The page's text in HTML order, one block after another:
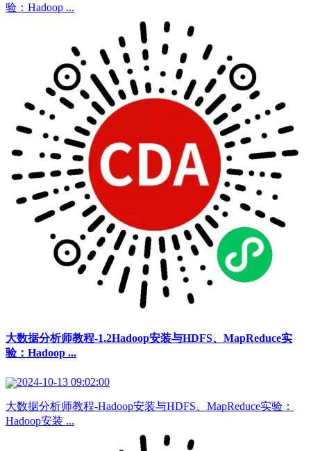
验：Hadoop ...
大数据分析师教程-1.2Hadoop安装与HDFS、MapReduce实
验：Hadoop ...
2024-10-13 09:02:00
大数据分析师教程-Hadoop安装与HDFS、MapReduce实验：
Hadoop安装 ...